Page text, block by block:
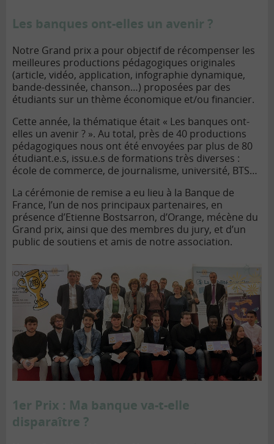
Les banques ont-elles un avenir ?
Notre Grand prix a pour objectif de récompenser les
meilleures productions pédagogiques originales
(article, vidéo, application, infographie dynamique,
bande-dessinée, chanson…) proposées par des
étudiants sur un thème économique et/ou financier.
Cette année, la thématique était « Les banques ont-
elles un avenir ? ». Au total, près de 40 productions
pédagogiques nous ont été envoyées par plus de 80
étudiant.e.s, issu.e.s de formations très diverses :
école de commerce, de journalisme, université, BTS…
La cérémonie de remise a eu lieu à la Banque de
France, l’un de nos principaux partenaires, en
présence d’Etienne Bostsarron, d’Orange, mécène du
Grand prix, ainsi que des membres du jury, et d’un
public de soutiens et amis de notre association.
1er Prix : Ma banque va-t-elle
disparaître ?